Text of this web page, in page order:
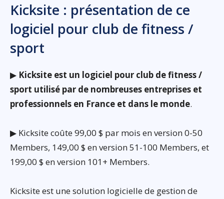
Kicksite : présentation de ce
logiciel pour club de fitness /
sport
▶ Kicksite est un logiciel pour club de fitness /
sport utilisé par de nombreuses entreprises et
professionnels en France et dans le monde.
▶ Kicksite coûte 99,00 $ par mois en version 0-50
Members, 149,00 $ en version 51-100 Members, et
199,00 $ en version 101+ Members.
Kicksite est une solution logicielle de gestion de